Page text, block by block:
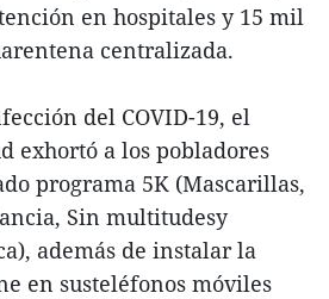
en hospitales y 15 mil
centralizada.
del COVID-19, el
exhortó a los pobladores
programa 5K (Mascarillas,
Sin multitudesy
además de instalar la
en susteléfonos móviles